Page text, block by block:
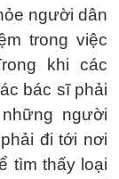
người dân
trong việc
khi các
bác sĩ phải
người
đi tới nơi
tìm thấy loại